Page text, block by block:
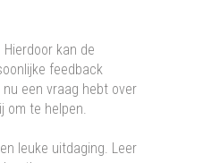
kan de
feedback
een vraag hebt over
te helpen.
leuke uitdaging. Leer